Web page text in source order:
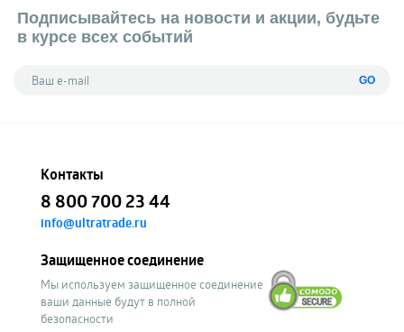
Подписывайтесь на новости и акции, будьте
в курсе всех событий
GO
Контакты
8 800 700 23 44
info@ultratrade.ru
Защищенное соединение
Мы используем защищенное соединение
ваши данные будут в полной
безопасности